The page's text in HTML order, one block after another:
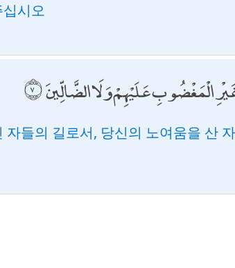
시오
الْمَغْضُوبِ عَلَيْهِمْ وَلَا الضَّالِّينَ
들의 길로서, 당신의 노여움을 산